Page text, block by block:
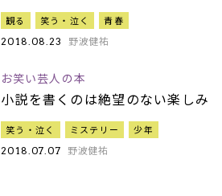
観る 笑う・泣く 青春
2018.08.23 野波健祐
お笑い芸人の本
小説を書くのは絶望のない楽しみ
笑う・泣く ミステリー 少年
2018.07.07 野波健祐